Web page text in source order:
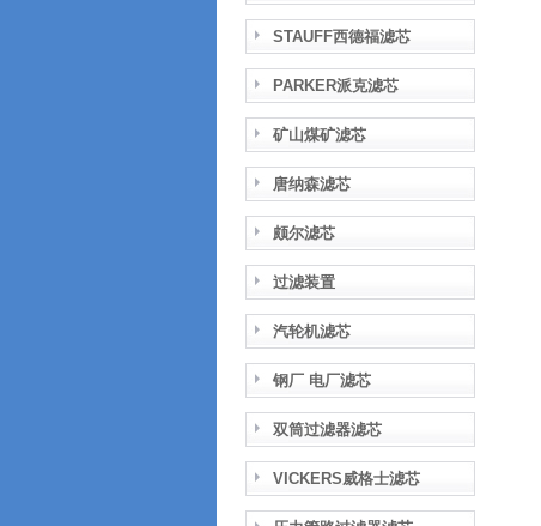
STAUFF西德福滤芯
PARKER派克滤芯
矿山煤矿滤芯
唐纳森滤芯
颇尔滤芯
过滤装置
汽轮机滤芯
钢厂 电厂滤芯
双筒过滤器滤芯
VICKERS威格士滤芯